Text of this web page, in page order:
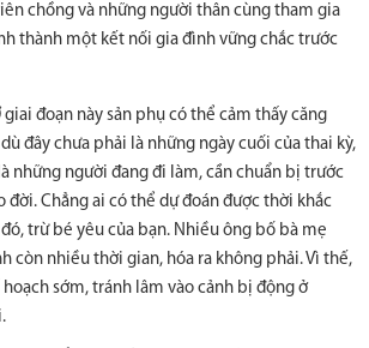
chồng và những người thân cùng tham gia
thành một kết nối gia đình vững chắc trước
giai đoạn này sản phụ có thể cảm thấy căng
đây chưa phải là những ngày cuối của thai kỳ,
những người đang đi làm, cần chuẩn bị trước
đời. Chẳng ai có thể dự đoán được thời khắc
trừ bé yêu của bạn. Nhiều ông bố bà mẹ
còn nhiều thời gian, hóa ra không phải. Vì thế,
sớm, tránh lâm vào cảnh bị động ở